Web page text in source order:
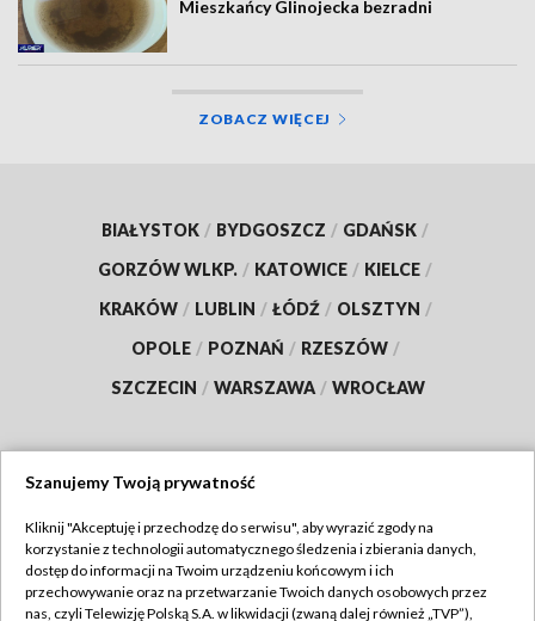
Mieszkańcy Glinojecka bezradni
ZOBACZ WIĘCEJ
BIAŁYSTOK / BYDGOSZCZ / GDAŃSK /
GORZÓW WLKP. / KATOWICE / KIELCE /
KRAKÓW / LUBLIN / ŁÓDŹ / OLSZTYN /
OPOLE / POZNAŃ / RZESZÓW /
SZCZECIN / WARSZAWA / WROCŁAW
TVP
Abonament TVP
Regulamin TVP
Szanujemy Twoją prywatność
Kliknij "Akceptuję i przechodzę do serwisu", aby wyrazić zgody na
korzystanie z technologii automatycznego śledzenia i zbierania danych,
dostęp do informacji na Twoim urządzeniu końcowym i ich
przechowywanie oraz na przetwarzanie Twoich danych osobowych przez
nas, czyli Telewizję Polską S.A. w likwidacji (zwaną dalej również „TVP”),